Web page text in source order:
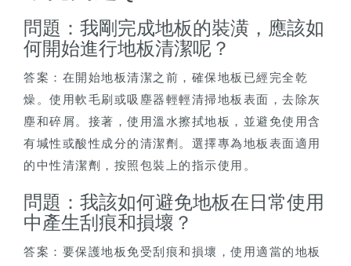
問題：我剛完成地板的裝潢，應該如
何開始進行地板清潔呢？
答案：在開始地板清潔之前，確保地板已經完全乾
燥。使用軟毛刷或吸塵器輕輕清掃地板表面，去除灰
塵和碎屑。接著，使用溫水擦拭地板，並避免使用含
有堿性或酸性成分的清潔劑。選擇專為地板表面適用
的中性清潔劑，按照包裝上的指示使用。
問題：我該如何避免地板在日常使用
中產生刮痕和損壞？
答案：要保護地板免受刮痕和損壞，使用適當的地板